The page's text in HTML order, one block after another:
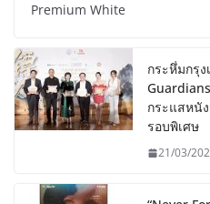
Premium White
กระหึ่มกรุง
กระแสหนั
รอบพิเศษ
21/03/